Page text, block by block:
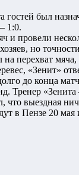
гостей был
1:0.
провели
но
перехват
«Зенит»
до конца
Тренер
выездная
Пензе 20 мая